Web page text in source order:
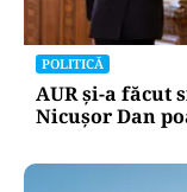
POLITICĂ
AUR și-a făcut
Nicușor Dan